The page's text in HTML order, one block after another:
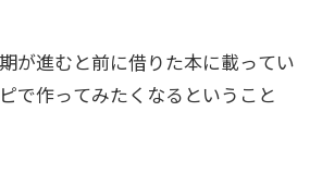
が進むと前に借りた本に載ってい
で作ってみたくなるということ